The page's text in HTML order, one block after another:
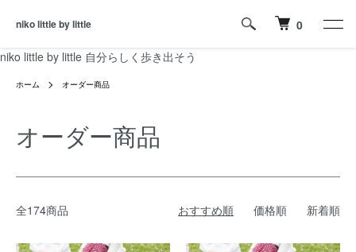
niko little by little 自分らしく歩き出そう
niko little by little 0
ホーム オーダー商品
オーダー商品
全174商品 おすすめ順 価格順 新着順